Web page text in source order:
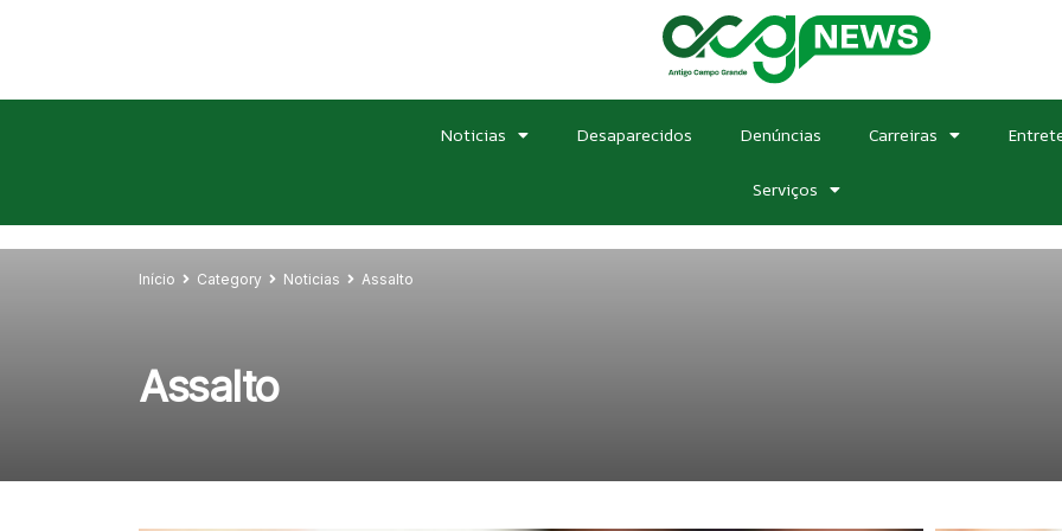
Noticias Desaparecidos Denúncias Carreiras
Serviços
Início Category Noticias Assalto
Assalto